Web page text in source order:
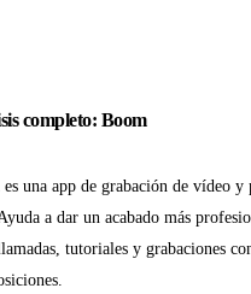
completo: Boom
una app de grabación de vídeo y
a dar un acabado más
tutoriales y grabaciones